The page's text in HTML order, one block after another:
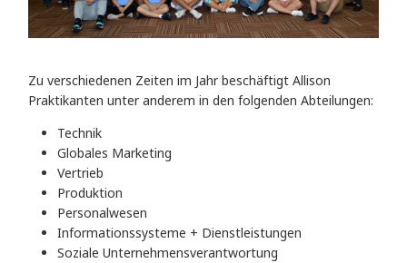
Zu verschiedenen Zeiten im Jahr beschäftigt Allison
Praktikanten unter anderem in den folgenden Abteilungen:
Technik
Globales Marketing
Vertrieb
Produktion
Personalwesen
Informationssysteme + Dienstleistungen
Soziale Unternehmensverantwortung